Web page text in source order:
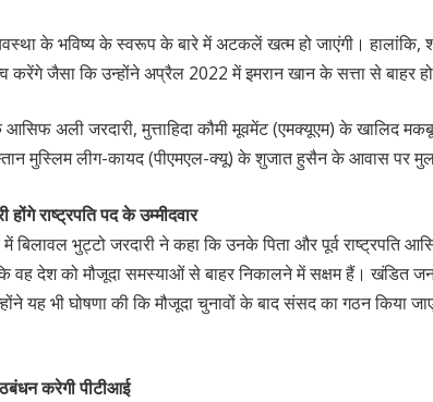
के भविष्य के स्वरूप के बारे में अटकलें खत्म हो जाएंगी। हालांकि,
करेंगे जैसा कि उन्होंने अप्रैल 2022 में इमरान खान के सत्ता से बाहर
आसिफ अली जरदारी, मुत्ताहिदा कौमी मूवमेंट (एमक्यूएम) के खालिद
मुस्लिम लीग-कायद (पीएमएल-क्यू) के शुजात हुसैन के आवास पर
राष्ट्रपति पद के उम्मीदवार
भुट्टो जरदारी ने कहा कि उनके पिता और पूर्व राष्ट्रपति
वह देश को मौजूदा समस्याओं से बाहर निकालने में सक्षम हैं। खंडित
यह भी घोषणा की कि मौजूदा चुनावों के बाद संसद का गठन किया
करेगी पीटीआई